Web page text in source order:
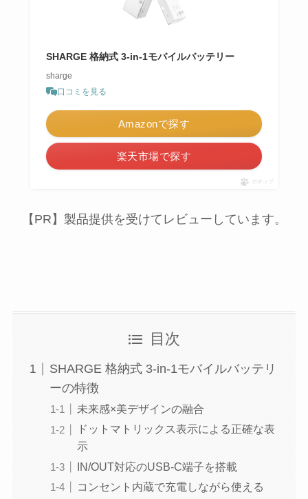
SHARGE 格納式 3-in-1モバイルバッテリー
sharge
口コミを見る
Amazonで探す
楽天市場で探す
ポチップ
【PR】製品提供を受けてレビューしています。
目次
SHARGE 格納式 3-in-1モバイルバッテリ
ーの特徴
未来感×美デザインの融合
ドットマトリックス表示による正確な表
示
IN/OUT対応のUSB-C端子を搭載
コンセント内蔵で充電しながら使える